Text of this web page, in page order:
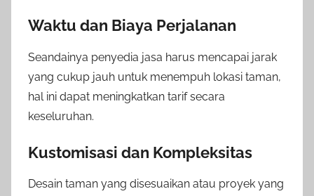
Waktu dan Biaya Perjalanan
Seandainya penyedia jasa harus mencapai jarak
yang cukup jauh untuk menempuh lokasi taman,
hal ini dapat meningkatkan tarif secara
keseluruhan.
Kustomisasi dan Kompleksitas
Desain taman yang disesuaikan atau proyek yang